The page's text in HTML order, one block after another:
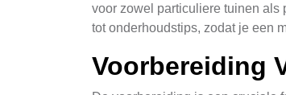
voor zowel particuliere tuinen als
tot onderhoudstips, zodat je een
Voorbereiding